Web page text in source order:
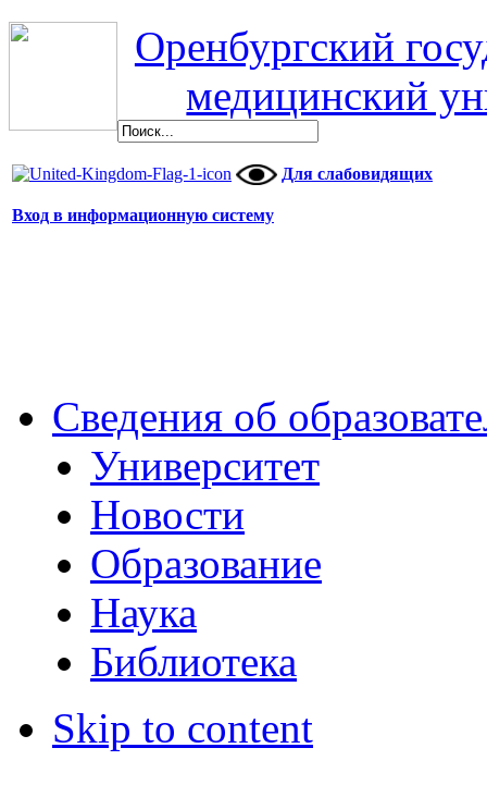
Оренбургский
медицинский
Для слабовидящих
Вход в информационную систему
Сведения об
Университет
Новости
Образование
Наука
Библиотека
Skip to content